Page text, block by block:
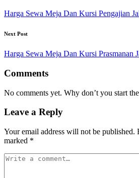
navigation
Harga Sewa Meja Dan Kursi Pengajian
Next Post
Harga Sewa Meja Dan Kursi Prasmanan
Comments
No comments yet. Why don’t you start
Leave a Reply
Your email address will not be published.
marked *